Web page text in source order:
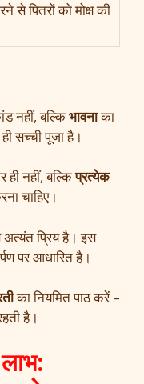
से पितरों को मोक्ष की
नहीं, बल्किभावनाका
सच्ची पूजा है।
ही नहीं, बल्किप्रत्येक
चाहिए।
अत्यंत प्रिय है। इस
पर आधारित है।
का नियमित पाठ करें –
है।